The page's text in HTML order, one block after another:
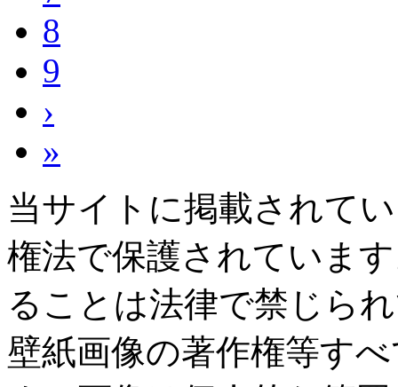
8
9
›
»
当サイトに掲載されて
権法で保護されていま
ることは法律で禁じら
壁紙画像の著作権等す